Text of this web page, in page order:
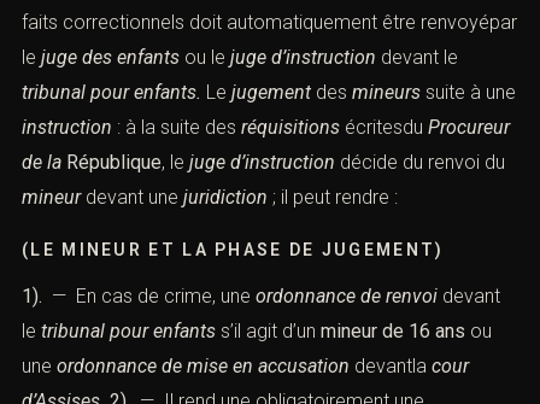
faits correctionnels doit automatiquement être renvoyépar
le juge des enfants ou le juge d’instruction devant le
tribunal pour enfants. Le jugement des mineurs suite à une
instruction : à la suite des réquisitions écritesdu Procureur
de la République, le juge d’instruction décide du renvoi du
mineur devant une juridiction ; il peut rendre :
(LE MINEUR ET LA PHASE DE JUGEMENT)
1). — En cas de crime, une ordonnance de renvoi devant
le tribunal pour enfants s’il agit d’un mineur de 16 ans ou
une ordonnance de mise en accusation devantla cour